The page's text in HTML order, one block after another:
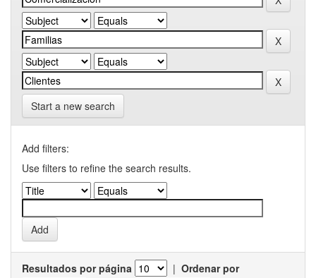
Start a new search
Add filters:
Use filters to refine the search results.
Resultados por página | Ordenar por